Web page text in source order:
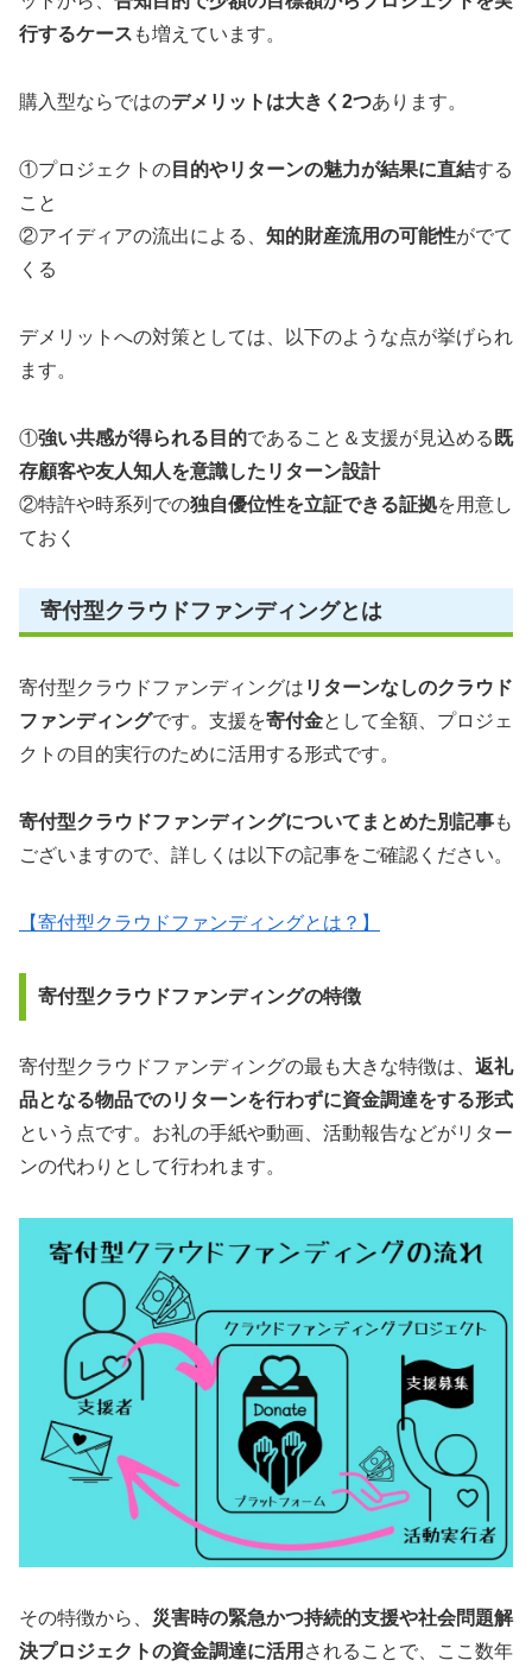
行するケース も増えています。
購入型ならではのデメリットは大きく2つあります。
①プロジェクトの 目的やリターンの魅力が結果に直結する
こと
②アイディアの流出による、 知的財産流用の可能性がでて
くる
デメリットへの対策としては、以下のような点が挙げられ
ます。
①強い共感が得られる目的であること＆支援が見込める 既
存顧客や友人知人を意識したリターン設計
②特許や時系列での独自優位性を立証できる証拠を用意し
ておく
寄付型クラウドファンディングとは
寄付型クラウドファンディングは リターンなしのクラウド
ファンディングです。支援を寄付金として全額、プロジェ
クトの目的実行のために活用する形式です。
寄付型クラウドファンディングについてまとめた別記事も
ございますので、詳しくは以下の記事をご確認ください。
【寄付型クラウドファンディングとは？】
寄付型クラウドファンディングの特徴
寄付型クラウドファンディングの最も大きな特徴は、 返礼
品となる物品でのリターンを行わずに資金調達をする形式
という点です。お礼の手紙や動画、活動報告などがリター
ンの代わりとして行われます。
その特徴から、 災害時の緊急かつ持続的支援や社会問題解
決プロジェクトの資金調達に活用 されることで、ここ数年